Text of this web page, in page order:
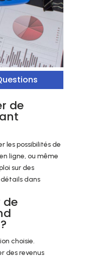
de
les possibilités de
ligne, ou même
sur des
dans
de
choisie.
des revenus